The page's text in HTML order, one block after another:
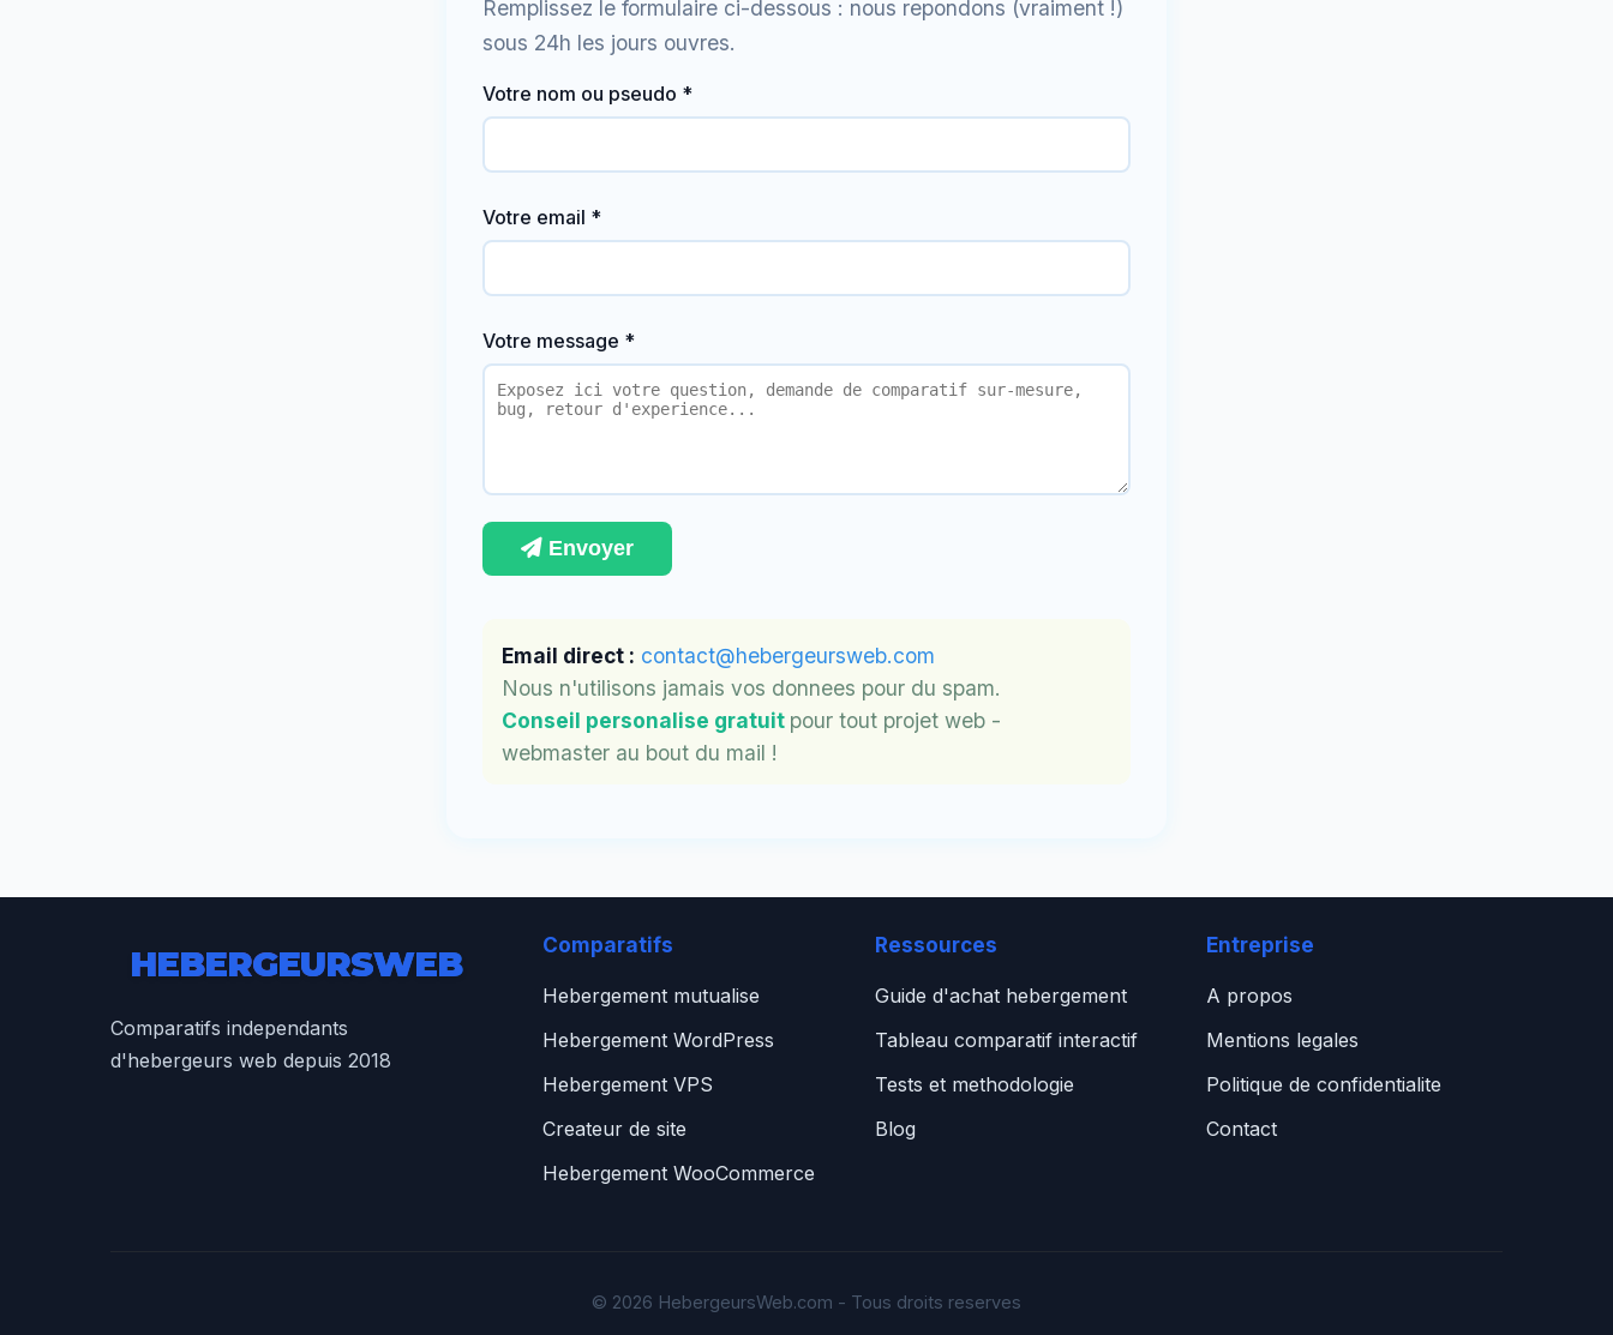
Remplissez le formulaire ci-dessous : nous repondons (vraiment !)
sous 24h les jours ouvres.
Votre nom ou pseudo *
Votre email *
Votre message *
Envoyer
Email direct : contact@hebergeursweb.com
Nous n'utilisons jamais vos donnees pour du spam.
Conseil personalise gratuit pour tout projet web -
webmaster au bout du mail !
HEBERGEURSWEB
Comparatifs independants
d'hebergeurs web depuis 2018
Comparatifs
Hebergement mutualise
Hebergement WordPress
Hebergement VPS
Createur de site
Hebergement WooCommerce
Ressources
Guide d'achat hebergement
Tableau comparatif interactif
Tests et methodologie
Blog
Entreprise
A propos
Mentions legales
Politique de confidentialite
Contact
© 2026 HebergeursWeb.com - Tous droits reserves